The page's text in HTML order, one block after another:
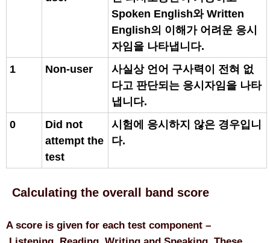
Spoken English와 Written
English의 이해가 어려운 응시
자임을 나타냅니다.
1
Non-user
사실상 언어 구사력이 전혀 없
다고 판단되는 응시자임을 나타
냅니다.
0
Did not
attempt the
test
시험에 응시하지 않은 경우입니
다.
Calculating the overall band score
A score is given for each test component –